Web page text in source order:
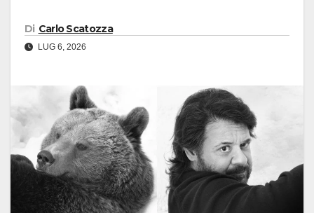
Di Carlo Scatozza
LUG 6, 2026